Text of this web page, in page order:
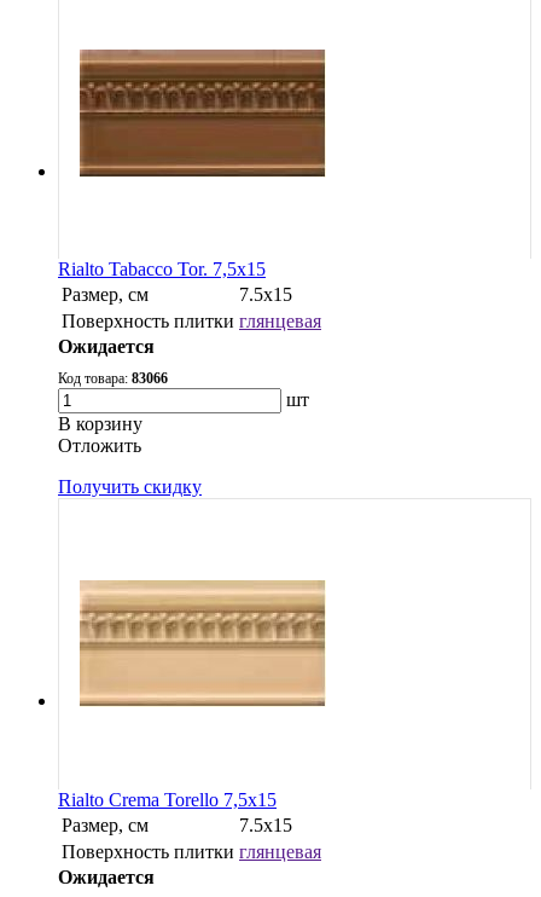
Rialto Tabacco Tor. 7,5x15
Размер, см
7.5x15
Поверхность плитки глянцевая
Ожидается
Код товара: 83066
шт
В корзину
Oтложить
Получить скидку
Rialto Crema Torello 7,5x15
Размер, см
7.5x15
Поверхность плитки глянцевая
Ожидается